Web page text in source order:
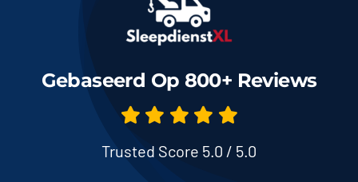
Gebaseerd Op 800+ Reviews
Trusted Score 5.0 / 5.0